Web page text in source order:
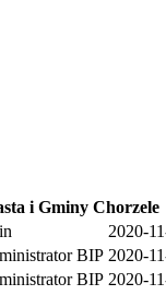
i Gminy Chorzele
2020-
BIP 2020-
BIP 2020-